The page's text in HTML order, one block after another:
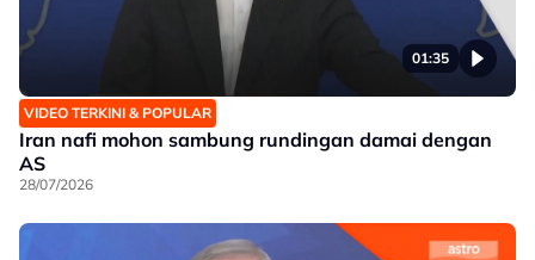
01:35
VIDEO TERKINI & POPULAR
Iran nafi mohon sambung rundingan damai dengan
AS
28/07/2026